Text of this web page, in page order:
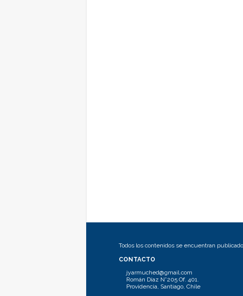
Todos los contenidos se encuentran
CONTACTO
jyarmuched@gmail.com
Román Díaz N°205 Of. 401.
Providencia, Santiago, Chile